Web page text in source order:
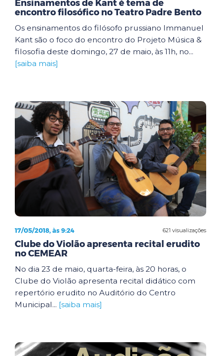
Ensinamentos de Kant é tema de
encontro filosófico no Teatro Padre Bento
Os ensinamentos do filósofo prussiano Immanuel
Kant são o foco do encontro do Projeto Música &
filosofia deste domingo, 27 de maio, às 11h, no...
[saiba mais]
621 visualizações
17/05/2018, às 9:24
Clube do Violão apresenta recital erudito
no CEMEAR
No dia 23 de maio, quarta-feira, às 20 horas, o
Clube do Violão apresenta recital didático com
repertório erudito no Auditório do Centro
Municipal... [saiba mais]